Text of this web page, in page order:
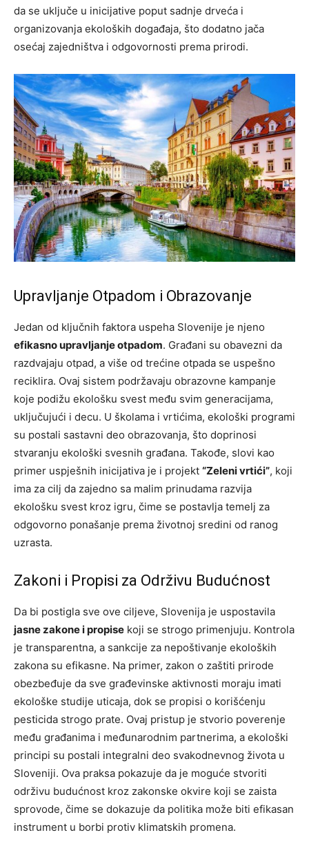
da se uključe u inicijative poput sadnje drveća i
organizovanja ekoloških događaja, što dodatno jača
osećaj zajedništva i odgovornosti prema prirodi.
Upravljanje Otpadom i Obrazovanje
Jedan od ključnih faktora uspeha Slovenije je njeno
efikasno upravljanje otpadom. Građani su obavezni da
razdvajaju otpad, a više od trećine otpada se uspešno
reciklira. Ovaj sistem podržavaju obrazovne kampanje
koje podižu ekološku svest među svim generacijama,
uključujući i decu. U školama i vrtićima, ekološki programi
su postali sastavni deo obrazovanja, što doprinosi
stvaranju ekološki svesnih građana. Takođe, slovi kao
primer uspješnih inicijativa je i projekt “Zeleni vrtići”, koji
ima za cilj da zajedno sa malim prinudama razvija
ekološku svest kroz igru, čime se postavlja temelj za
odgovorno ponašanje prema životnoj sredini od ranog
uzrasta.
Zakoni i Propisi za Održivu Budućnost
Da bi postigla sve ove ciljeve, Slovenija je uspostavila
jasne zakone i propise koji se strogo primenjuju. Kontrola
je transparentna, a sankcije za nepoštivanje ekoloških
zakona su efikasne. Na primer, zakon o zaštiti prirode
obezbeđuje da sve građevinske aktivnosti moraju imati
ekološke studije uticaja, dok se propisi o korišćenju
pesticida strogo prate. Ovaj pristup je stvorio poverenje
među građanima i međunarodnim partnerima, a ekološki
principi su postali integralni deo svakodnevnog života u
Sloveniji. Ova praksa pokazuje da je moguće stvoriti
održivu budućnost kroz zakonske okvire koji se zaista
sprovode, čime se dokazuje da politika može biti efikasan
instrument u borbi protiv klimatskih promena.